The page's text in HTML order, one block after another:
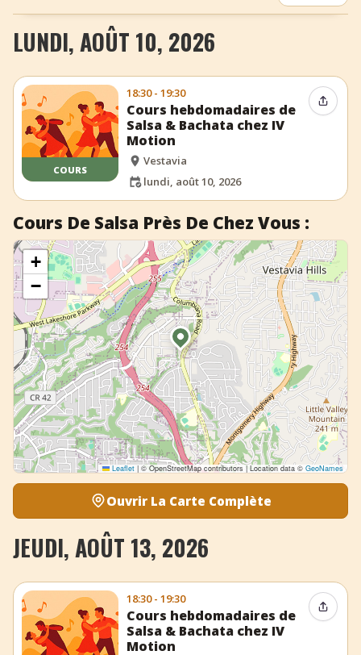
+ Ajouter un événement
LUNDI, AOÛT 10, 2026
COURS
18:30 - 19:30
Cours hebdomadaires de
Salsa & Bachata chez IV
Motion
Vestavia
lundi, août 10, 2026
Cours De Salsa Près De Chez Vous :
+
−
Leaflet | © OpenStreetMap contributors | Location data © GeoNames
Ouvrir La Carte Complète
JEUDI, AOÛT 13, 2026
18:30 - 19:30
Cours hebdomadaires de
Salsa & Bachata chez IV
Motion